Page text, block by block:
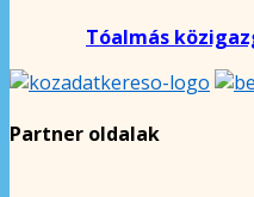
Tóalmás
Partner oldalak